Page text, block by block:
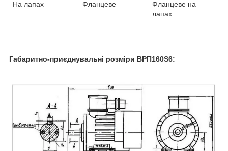
На лапах Фланцеве
Фланцеве на
лапах
Габаритно-приєднувальні розміри ВРП160Ѕ6: